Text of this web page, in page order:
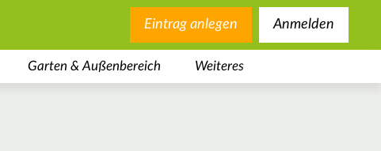
Eintrag anlegen Anmelden
Garten & Außenbereich Weiteres